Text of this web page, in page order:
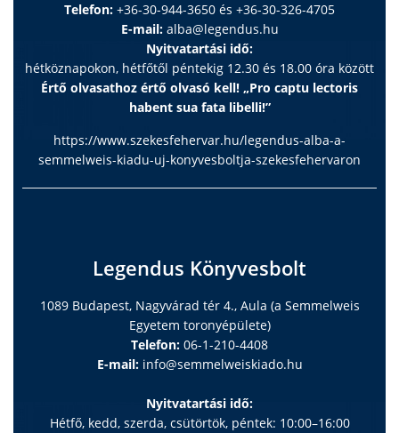
Telefon: +36-30-944-3650 és +36-30-326-4705
E-mail: alba@legendus.hu
Nyitvatartási idő:
hétköznapokon, hétfőtől péntekig 12.30 és 18.00 óra között
Értő olvasathoz értő olvasó kell! „Pro captu lectoris
habent sua fata libelli!”
https://www.szekesfehervar.hu/legendus-alba-a-
semmelweis-kiadu-uj-konyvesboltja-szekesfehervaron
Legendus Könyvesbolt
1089 Budapest, Nagyvárad tér 4., Aula (a Semmelweis
Egyetem toronyépülete)
Telefon: 06-1-210-4408
E-mail: info@semmelweiskiado.hu
Nyitvatartási idő:
Hétfő, kedd, szerda, csütörtök, péntek: 10:00–16:00